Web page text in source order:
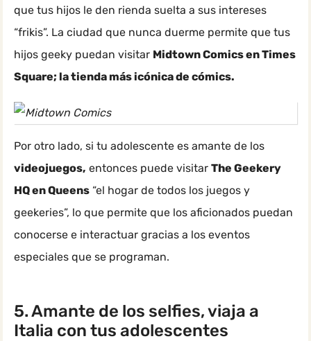
que tus hijos le den rienda suelta a sus intereses
“frikis”. La ciudad que nunca duerme permite que tus
hijos geeky puedan visitar Midtown Comics en Times
Square; la tienda más icónica de cómics.
Por otro lado, si tu adolescente es amante de los
videojuegos, entonces puede visitar The Geekery
HQ en Queens “el hogar de todos los juegos y
geekeries”, lo que permite que los aficionados puedan
conocerse e interactuar gracias a los eventos
especiales que se programan.
5. Amante de los selfies, viaja a
Italia con tus adolescentes